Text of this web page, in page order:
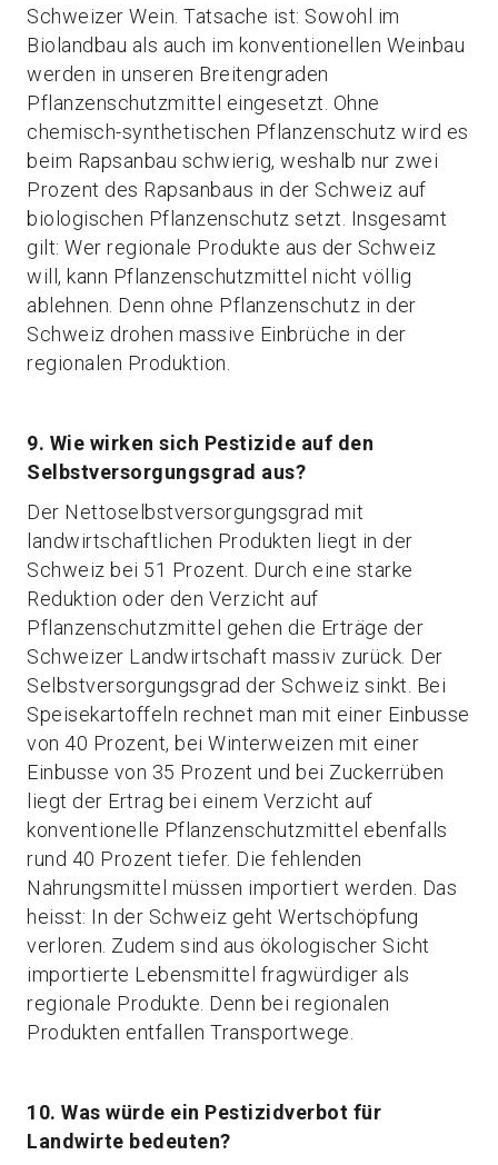
Schweizer Wein. Tatsache ist: Sowohl im
Biolandbau als auch im konventionellen Weinbau
werden in unseren Breitengraden
Pflanzenschutzmittel eingesetzt. Ohne
chemisch-synthetischen Pflanzenschutz wird es
beim Rapsanbau schwierig, weshalb nur zwei
Prozent des Rapsanbaus in der Schweiz auf
biologischen Pflanzenschutz setzt. Insgesamt
gilt: Wer regionale Produkte aus der Schweiz
will, kann Pflanzenschutzmittel nicht völlig
ablehnen. Denn ohne Pflanzenschutz in der
Schweiz drohen massive Einbrüche in der
regionalen Produktion.
9. Wie wirken sich Pestizide auf den
Selbstversorgungsgrad aus?
Der Nettoselbstversorgungsgrad mit
landwirtschaftlichen Produkten liegt in der
Schweiz bei 51 Prozent. Durch eine starke
Reduktion oder den Verzicht auf
Pflanzenschutzmittel gehen die Erträge der
Schweizer Landwirtschaft massiv zurück. Der
Selbstversorgungsgrad der Schweiz sinkt. Bei
Speisekartoffeln rechnet man mit einer Einbusse
von 40 Prozent, bei Winterweizen mit einer
Einbusse von 35 Prozent und bei Zuckerrüben
liegt der Ertrag bei einem Verzicht auf
konventionelle Pflanzenschutzmittel ebenfalls
rund 40 Prozent tiefer. Die fehlenden
Nahrungsmittel müssen importiert werden. Das
heisst: In der Schweiz geht Wertschöpfung
verloren. Zudem sind aus ökologischer Sicht
importierte Lebensmittel fragwürdiger als
regionale Produkte. Denn bei regionalen
Produkten entfallen Transportwege.
10. Was würde ein Pestizidverbot für
Landwirte bedeuten?